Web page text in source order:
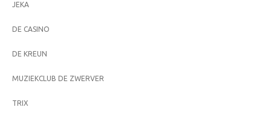
JEKA
DE CASINO
DE KREUN
MUZIEKCLUB DE ZWERVER
TRIX